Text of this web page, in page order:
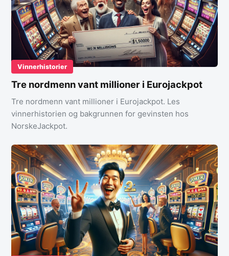
Vinnerhistorier
Tre nordmenn vant millioner i Eurojackpot
Tre nordmenn vant millioner i Eurojackpot. Les
vinnerhistorien og bakgrunnen for gevinsten hos
NorskeJackpot.